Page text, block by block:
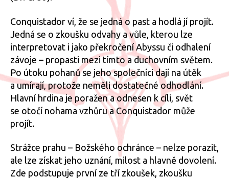
Conquistador ví, že se jedná o past a hodlá jí projít.
Jedná se o zkoušku odvahy a vůle, kterou lze
interpretovat i jako překročení Abyssu či odhalení
závoje – propasti mezi tímto a duchovním světem.
Po útoku pohanů se jeho společníci dají na útěk
a umírají, protože neměli dostatečné odhodlání.
Hlavní hrdina je poražen a odnesen k cíli, svět
se otočí nohama vzhůru a Conquistador může
projít.
Strážce prahu – Božského ochránce – nelze porazit,
ale lze získat jeho uznání, milost a hlavně dovolení.
Zde podstupuje první ze tří zkoušek, zkoušku